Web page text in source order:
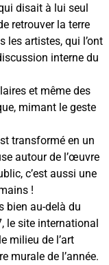
disait à lui seul
retrouver la terre
les artistes, qui l’ont
interne du
et même des
mimant le geste
transformé en un
autour de l’œuvre
c’est aussi une
!
bien au-delà du
le site international
milieu de l’art
murale de l’année.